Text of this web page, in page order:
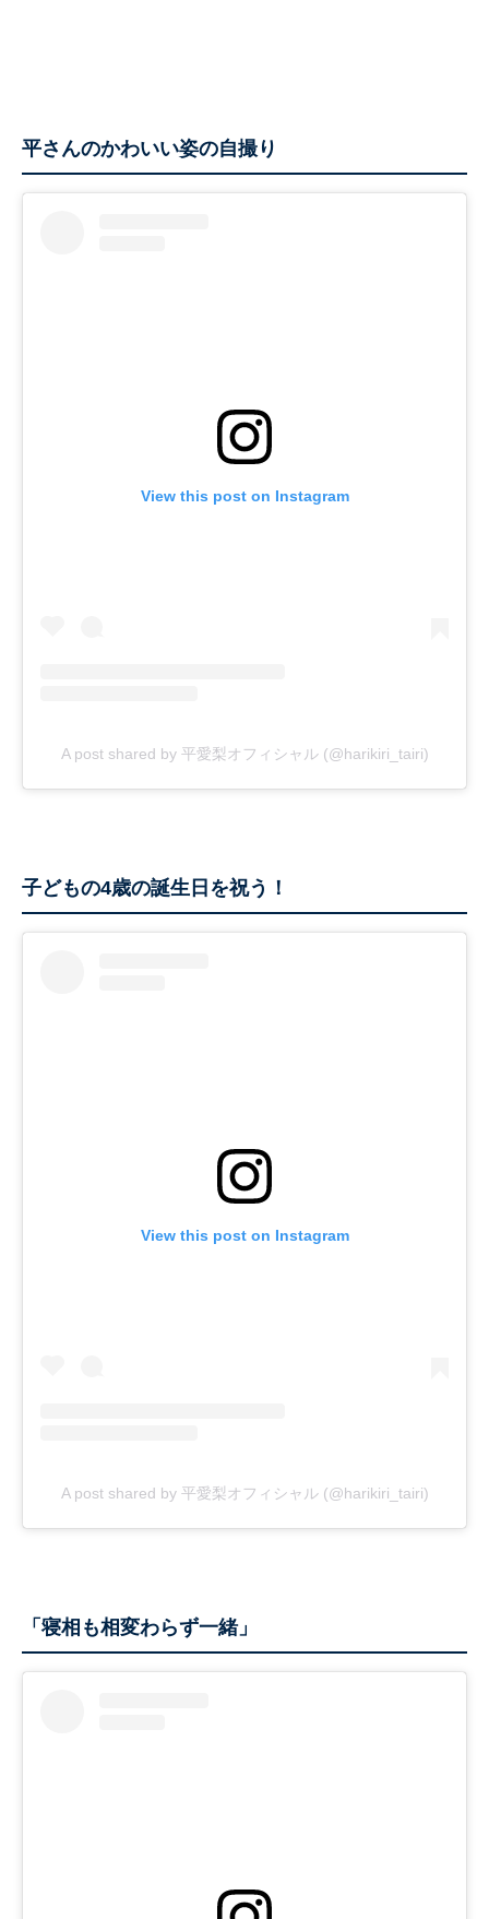
平さんのかわいい姿の自撮り
View this post on Instagram
A post shared by 平愛梨オフィシャル (@harikiri_tairi)
子どもの4歳の誕生日を祝う！
View this post on Instagram
A post shared by 平愛梨オフィシャル (@harikiri_tairi)
「寝相も相変わらず一緒」